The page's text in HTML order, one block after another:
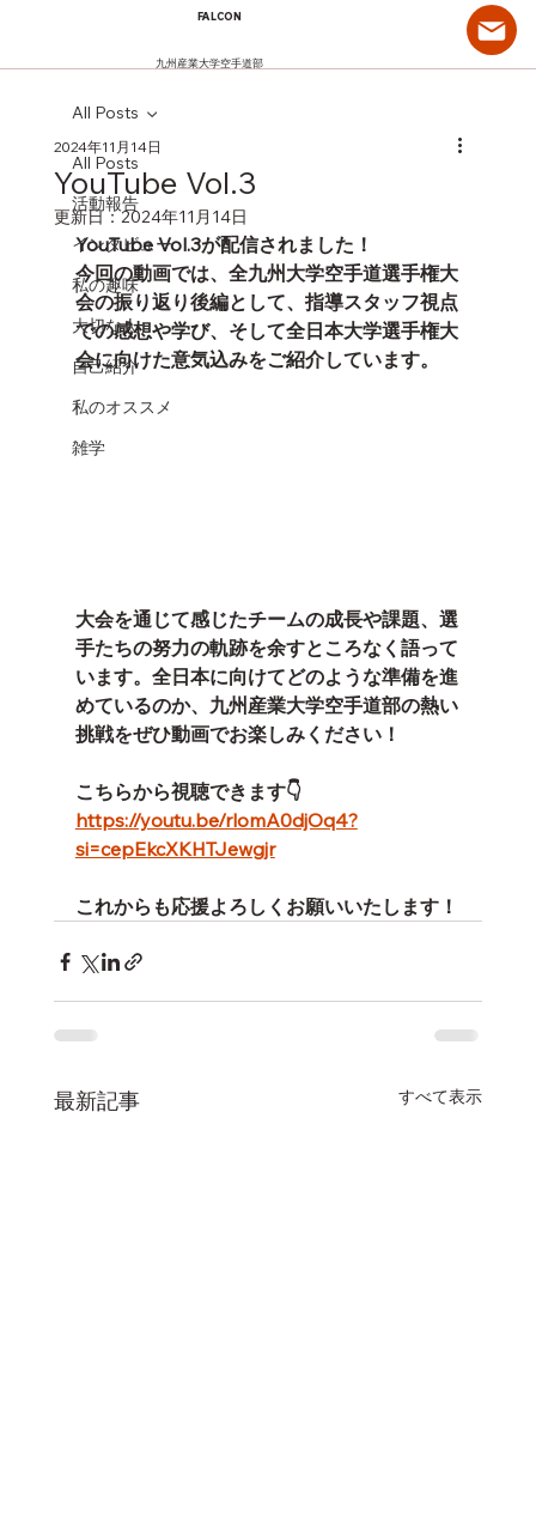
FALCON
九州産業大学空手道部
All Posts
活動報告
インタビュー
私の趣味
大切な人
自己紹介
私のオススメ
雑学
All Posts
YouTube Vol.3
2024年11月14日
更新日：2024年11月14日
YouTube Vol.3が配信されました！
今回の動画では、全九州大学空手道選手権大
会の振り返り後編として、指導スタッフ視点
での感想や学び、そして全日本大学選手権大
会に向けた意気込みをご紹介しています。
大会を通じて感じたチームの成長や課題、選
手たちの努力の軌跡を余すところなく語って
います。全日本に向けてどのような準備を進
めているのか、九州産業大学空手道部の熱い
挑戦をぜひ動画でお楽しみください！
こちらから視聴できます👇
https://youtu.be/rlomA0djOq4?
si=cepEkcXKHTJewgjr
これからも応援よろしくお願いいたします！
最新記事 すべて表示